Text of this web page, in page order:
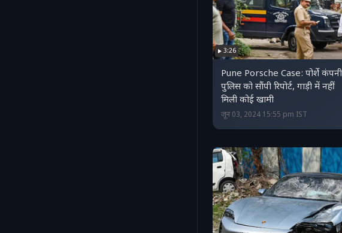
3:26
Pune Porsche Case: पोर्शे
पुलिस को सौंपी रिपोर्ट, गाड़ी में नहीं
मिली कोई खामी
जून 03, 2024 15:55 pm IST